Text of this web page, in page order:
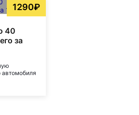
1290₽
40
за
автомобиля